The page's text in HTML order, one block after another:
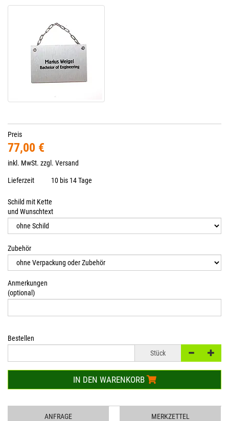
Preis
77,00 €
inkl. MwSt. zzgl. Versand
Lieferzeit 10 bis 14 Tage
Schild mit Kette
und Wunschtext
Zubehör
Anmerkungen
(optional)
Bestellen
Stück
IN DEN WARENKORB
ANFRAGE MERKZETTEL